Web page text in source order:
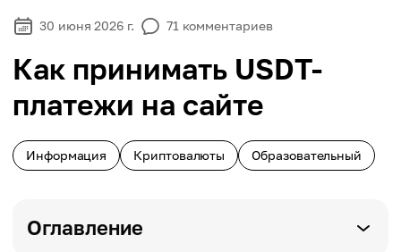
30 июня 2026 г. 71 комментариев
Как принимать USDT-
платежи на сайте
Информация Криптовалюты Образовательный
Оглавление